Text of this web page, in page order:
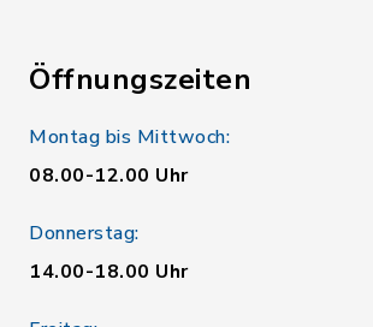
Öffnungszeiten
Montag bis Mittwoch:
08.00-12.00 Uhr
Donnerstag:
14.00-18.00 Uhr